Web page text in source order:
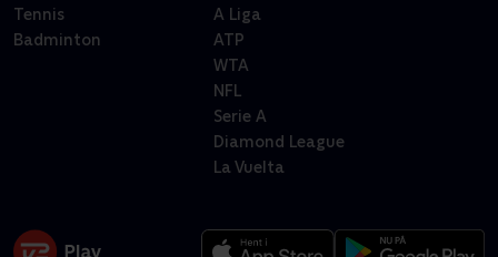
Tennis
Badminton
A Liga
ATP
WTA
NFL
Serie A
Diamond League
La Vuelta